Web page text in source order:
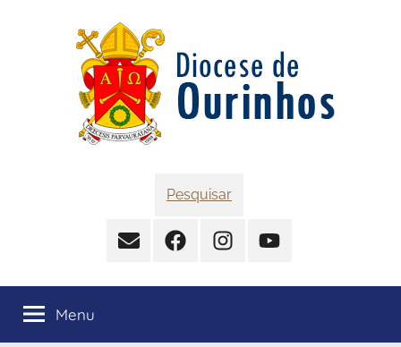
Pesquisar
ContatoFacebookInstagramYouTube
Menu